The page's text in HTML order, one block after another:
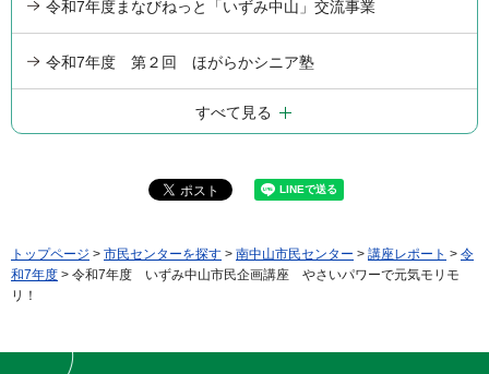
令和7年度まなびねっと「いずみ中山」交流事業
令和7年度 第２回 ほがらかシニア塾
すべて見る
トップページ > 市民センターを探す > 南中山市民センター > 講座レポート > 令
和7年度 > 令和7年度 いずみ中山市民企画講座 やさいパワーで元気モリモ
リ！